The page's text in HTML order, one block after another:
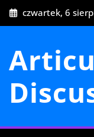
Przejdź
do
czwartek, 6